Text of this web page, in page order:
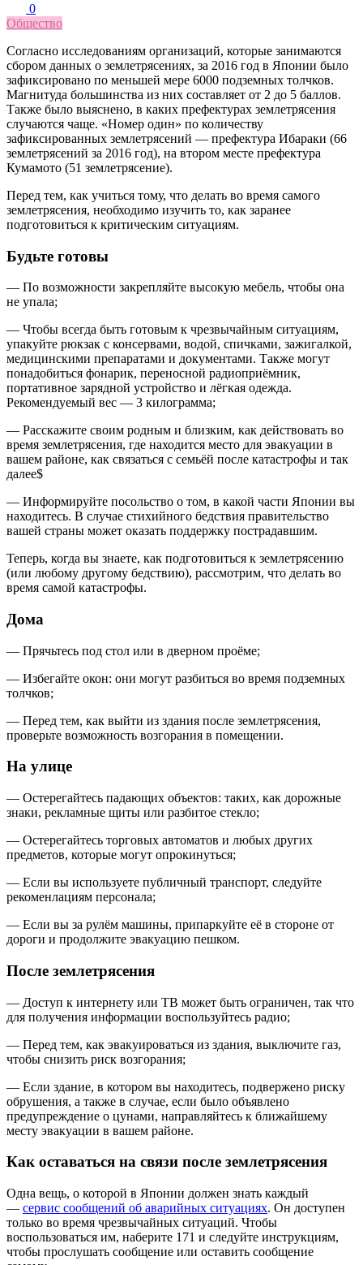
0
Общество
Согласно исследованиям организаций, которые занимаются
сбором данных о землетрясениях, за 2016 год в Японии было
зафиксировано по меньшей мере 6000 подземных толчков.
Магнитуда большинства из них составляет от 2 до 5 баллов.
Также было выяснено, в каких префектурах землетрясения
случаются чаще. «Номер один» по количеству
зафиксированных землетрясений — префектура Ибараки (66
землетрясений за 2016 год), на втором месте префектура
Кумамото (51 землетрясение).
Перед тем, как учиться тому, что делать во время самого
землетрясения, необходимо изучить то, как заранее
подготовиться к критическим ситуациям.
Будьте готовы
— По возможности закрепляйте высокую мебель, чтобы она
не упала;
— Чтобы всегда быть готовым к чрезвычайным ситуациям,
упакуйте рюкзак с консервами, водой, спичками, зажигалкой,
медицинскими препаратами и документами. Также могут
понадобиться фонарик, переносной радиоприёмник,
портативное зарядной устройство и лёгкая одежда.
Рекомендуемый вес — 3 килограмма;
— Расскажите своим родным и близким, как действовать во
время землетрясения, где находится место для эвакуации в
вашем районе, как связаться с семьёй после катастрофы и так
далее$
— Информируйте посольство о том, в какой части Японии вы
находитесь. В случае стихийного бедствия правительство
вашей страны может оказать поддержку пострадавшим.
Теперь, когда вы знаете, как подготовиться к землетрясению
(или любому другому бедствию), рассмотрим, что делать во
время самой катастрофы.
Дома
— Прячьтесь под стол или в дверном проёме;
— Избегайте окон: они могут разбиться во время подземных
толчков;
— Перед тем, как выйти из здания после землетрясения,
проверьте возможность возгорания в помещении.
На улице
— Остерегайтесь падающих объектов: таких, как дорожные
знаки, рекламные щиты или разбитое стекло;
— Остерегайтесь торговых автоматов и любых других
предметов, которые могут опрокинуться;
— Если вы используете публичный транспорт, следуйте
рекоменлациям персонала;
— Если вы за рулём машины, припаркуйте её в стороне от
дороги и продолжите эвакуацию пешком.
После землетрясения
— Доступ к интернету или ТВ может быть ограничен, так что
для получения информации воспользуйтесь радио;
— Перед тем, как эвакуироваться из здания, выключите газ,
чтобы снизить риск возгорания;
— Если здание, в котором вы находитесь, подвержено риску
обрушения, а также в случае, если было объявлено
предупреждение о цунами, направляйтесь к ближайшему
месту эвакуации в вашем районе.
Как оставаться на связи после землетрясения
Одна вещь, о которой в Японии должен знать каждый
— сервис сообщений об аварийных ситуациях. Он доступен
только во время чрезвычайных ситуаций. Чтобы
воспользоваться им, наберите 171 и следуйте инструкциям,
чтобы прослушать сообщение или оставить сообщение